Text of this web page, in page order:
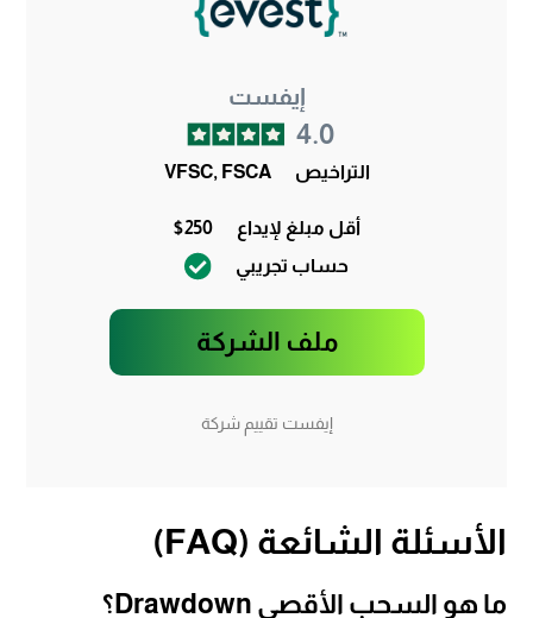
إيفست
4.0
التراخيص VFSC, FSCA
أقل مبلغ لإيداع
$250
حساب تجريبي
ملف الشركة
إيفست تقييم شركة
الأسئلة الشائعة (FAQ)
ما هو السحب الأقصى Drawdown؟